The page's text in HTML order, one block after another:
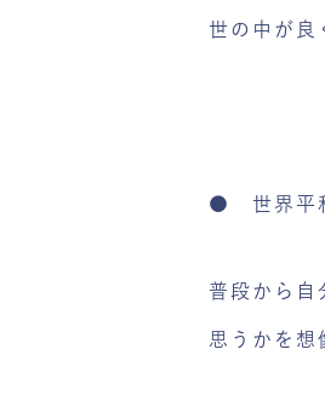
世の中が良
● 世界平
普段から自
思うかを想